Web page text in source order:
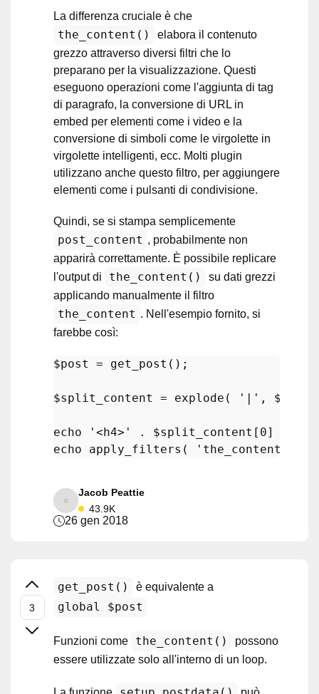
La differenza cruciale è che
the_content()
elabora il contenuto
grezzo attraverso diversi filtri che lo
preparano per la visualizzazione. Questi
eseguono operazioni come l'aggiunta di tag
di paragrafo, la conversione di URL in
embed per elementi come i video e la
conversione di simboli come le virgolette in
virgolette intelligenti, ecc. Molti plugin
utilizzano anche questo filtro, per aggiungere
elementi come i pulsanti di condivisione.
Quindi, se si stampa semplicemente
post_content , probabilmente non
apparirà correttamente. È possibile replicare
l'output di
the_content()
su dati grezzi
applicando manualmente il filtro
the_content . Nell'esempio fornito, si
farebbe così:
$post = get_post ();
$split_content = explode ( '|' , $post
echo '<h4>' . $split_content [ 0] .
echo
apply_filters ( 'the_content'
Jacob Peattie
43.9K
26 gen 2018
get_post() è equivalente a
global $post
Funzioni come the_content()
possono
essere utilizzate solo all'interno di un loop.